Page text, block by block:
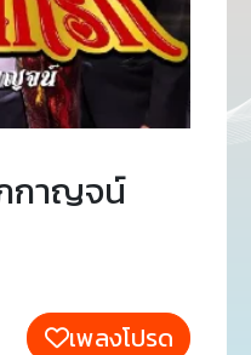
กาญจน์
เพลงโปรด